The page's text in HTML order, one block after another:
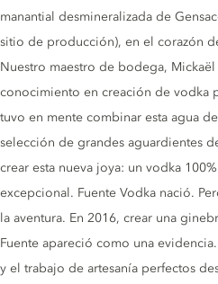
manantial desmineralizada de
sitio de producción), en el corazón
Nuestro maestro de bodega,
conocimiento en creación de vodka
tuvo en mente combinar esta agua
selección de grandes aguardientes
crear esta nueva joya: un vodka
excepcional. Fuente Vodka nació.
la aventura. En 2016, crear una
Fuente apareció como una
y el trabajo de artesanía perfectos